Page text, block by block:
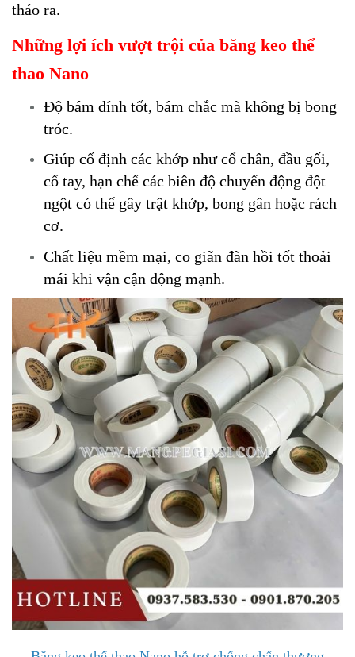
tháo ra.
Những lợi ích vượt trội của băng keo thể
thao Nano
Độ bám dính tốt, bám chắc mà không bị bong
tróc.
Giúp cố định các khớp như cổ chân, đầu gối,
cổ tay, hạn chế các biên độ chuyển động đột
ngột có thể gây trật khớp, bong gân hoặc rách
cơ.
Chất liệu mềm mại, co giãn đàn hồi tốt thoải
mái khi vận cận động mạnh.